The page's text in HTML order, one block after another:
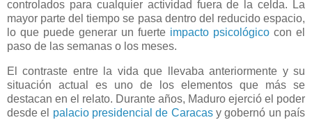
controlados para cualquier actividad fuera de la celda. La
mayor parte del tiempo se pasa dentro del reducido espacio,
lo que puede generar un fuerte impacto psicológico con el
paso de las semanas o los meses.
El contraste entre la vida que llevaba anteriormente y su
situación actual es uno de los elementos que más se
destacan en el relato. Durante años, Maduro ejerció el poder
desde el palacio presidencial de Caracasy gobernó un país